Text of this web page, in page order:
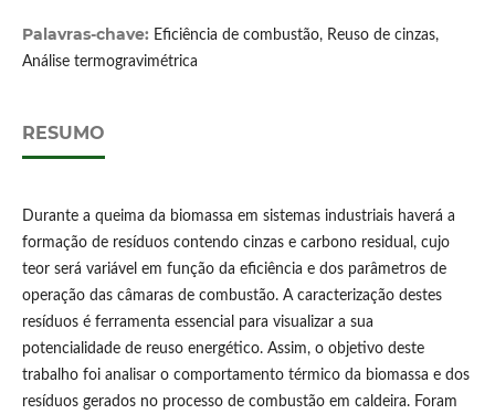
Palavras-chave: Eficiência de combustão, Reuso de cinzas,
Análise termogravimétrica
RESUMO
Durante a queima da biomassa em sistemas industriais haverá a
formação de resíduos contendo cinzas e carbono residual, cujo
teor será variável em função da eficiência e dos parâmetros de
operação das câmaras de combustão. A caracterização destes
resíduos é ferramenta essencial para visualizar a sua
potencialidade de reuso energético. Assim, o objetivo deste
trabalho foi analisar o comportamento térmico da biomassa e dos
resíduos gerados no processo de combustão em caldeira. Foram